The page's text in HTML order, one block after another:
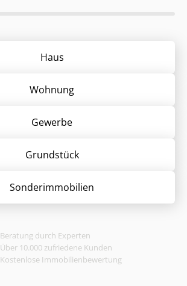
Haus
Wohnung
Gewerbe
Grund­stück
Sonder­immobilien
Beratung durch Experten
Über 10.000 zufriedene Kunden
Kostenlose Immobilienbewertung